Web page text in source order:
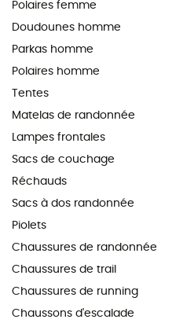
Polaires femme
Doudounes homme
Parkas homme
Polaires homme
Tentes
Matelas de randonnée
Lampes frontales
Sacs de couchage
Réchauds
Sacs à dos randonnée
Piolets
Chaussures de randonnée
Chaussures de trail
Chaussures de running
Chaussons d'escalade